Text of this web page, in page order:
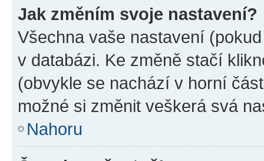
Jak změním svoje nastavení?
Všechna vaše nastavení
v databázi. Ke změně stačí
(obvykle se nachází v horní
možné si změnit veškerá svá
Nahoru